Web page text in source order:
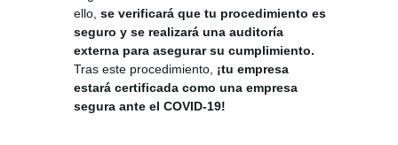
ello,se verificará que tu procedimiento es
seguro y se realizará una auditoría
externa para asegurar su cumplimiento.
Tras este procedimiento, ¡tu empresa
estará certificada como una empresa
segura ante el COVID-19!